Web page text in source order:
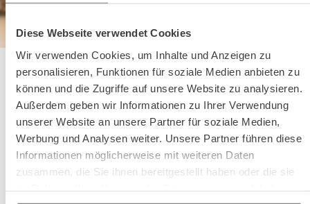
Diese Webseite verwendet Cookies
Wir verwenden Cookies, um Inhalte und Anzeigen zu
personalisieren, Funktionen für soziale Medien anbieten zu
können und die Zugriffe auf unsere Website zu analysieren.
Außerdem geben wir Informationen zu Ihrer Verwendung
unserer Website an unsere Partner für soziale Medien,
Werbung und Analysen weiter. Unsere Partner führen diese
Informationen möglicherweise mit weiteren Daten
zusammen, die Sie ihnen bereitgestellt haben oder die sie
Ob jung oder alt – bei
NUMO begegnen sich
Menschen aus allen
Lebensbereichen. Es freut
mich, wenn ich sie
unterstützen kann.